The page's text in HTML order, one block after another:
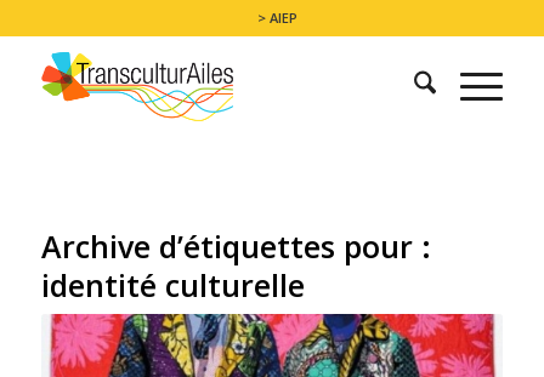
> AIEP
Archive d’étiquettes pour :
identité culturelle